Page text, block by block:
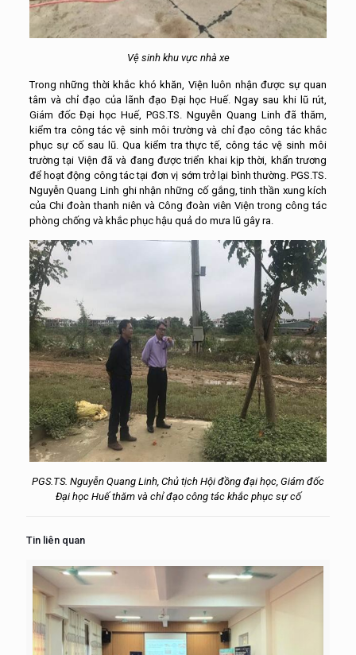
Vệ sinh khu vực nhà xe
Trong những thời khắc khó khăn, Viện luôn nhận được sự quan
tâm và chỉ đạo của lãnh đạo Đại học Huế. Ngay sau khi lũ rút,
Giám đốc Đại học Huế, PGS.TS. Nguyễn Quang Linh đã thăm,
kiểm tra công tác vệ sinh môi trường và chỉ đạo công tác khắc
phục sự cố sau lũ. Qua kiểm tra thực tế, công tác vệ sinh môi
trường tại Viện đã và đang được triển khai kịp thời, khẩn trương
để hoạt động công tác tại đơn vị sớm trở lại bình thường. PGS.TS.
Nguyễn Quang Linh ghi nhận những cố gắng, tinh thần xung kích
của Chi đoàn thanh niên và Công đoàn viên Viện trong công tác
phòng chống và khắc phục hậu quả do mưa lũ gây ra.
PGS.TS. Nguyễn Quang Linh, Chủ tịch Hội đồng đại học, Giám đốc
Đại học Huế thăm và chỉ đạo công tác khắc phục sự cố
Tin liên quan